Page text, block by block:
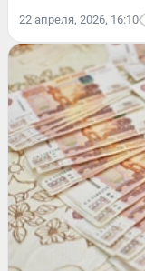
22 апреля, 2026, 16:10